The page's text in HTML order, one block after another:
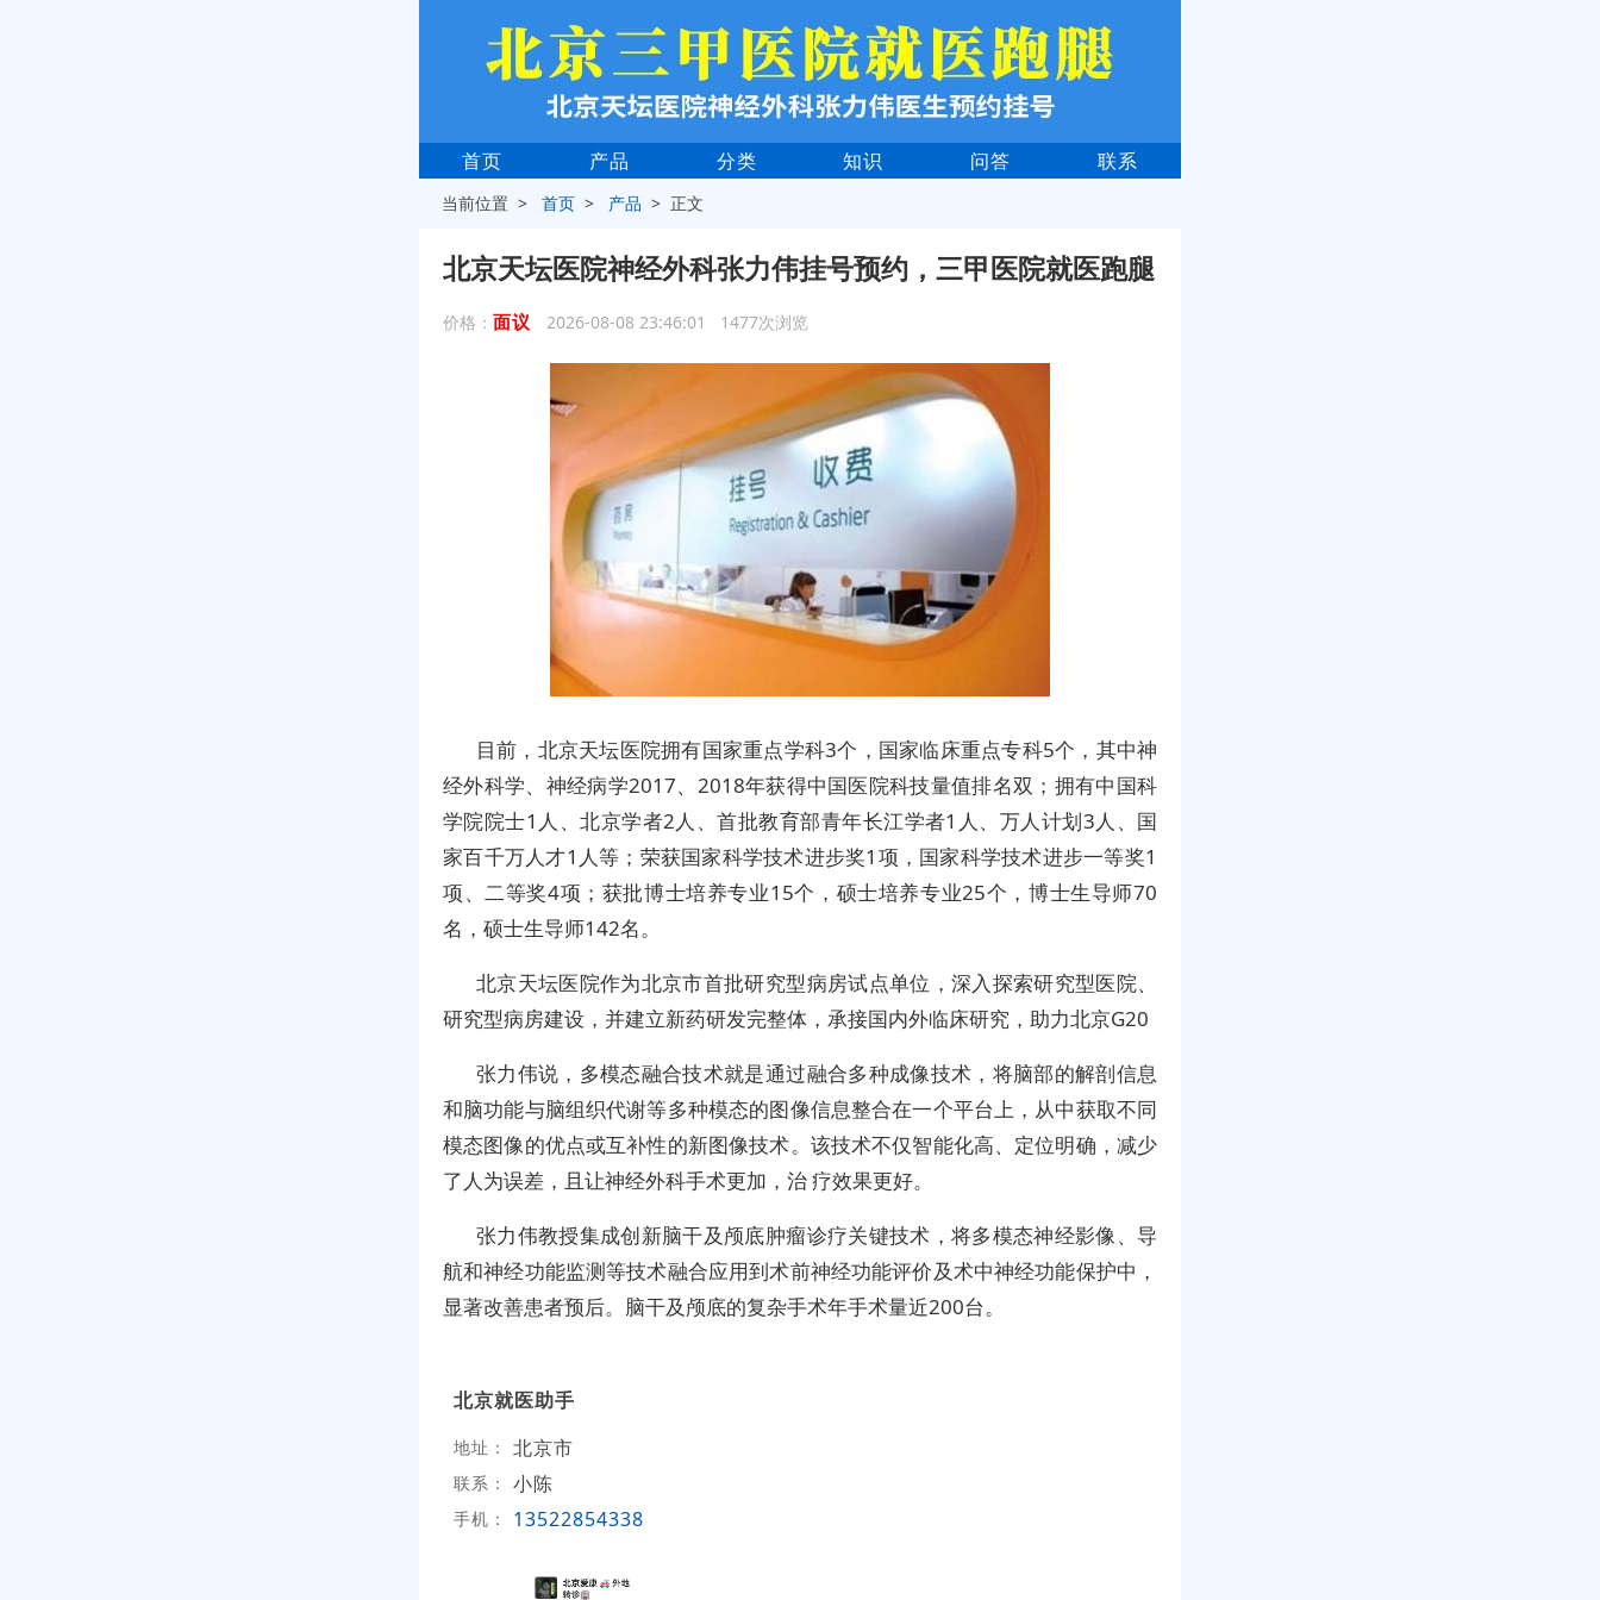
首页 产品 分类 知识 问答 联系
当前位置 >首页 > 产品 > 正文
北京天坛医院神经外科张力伟挂号预约，三甲医院就医跑腿
价格： 面议 2026-08-08 23:46:01 1477次浏览
目前，北京天坛医院拥有国家重点学科3个，国家临床重点专科5个，其中神
经外科学、神经病学2017、2018年获得中国医院科技量值排名双；拥有中国科
学院院士1人、北京学者2人、首批教育部青年长江学者1人、万人计划3人、国
家百千万人才1人等；荣获国家科学技术进步奖1项，国家科学技术进步一等奖1
项、二等奖4项；获批博士培养专业15个，硕士培养专业25个，博士生导师70
名，硕士生导师142名。
北京天坛医院作为北京市首批研究型病房试点单位，深入探索研究型医院、
研究型病房建设，并建立新药研发完整体，承接国内外临床研究，助力北京G20
张力伟说，多模态融合技术就是通过融合多种成像技术，将脑部的解剖信息
和脑功能与脑组织代谢等多种模态的图像信息整合在一个平台上，从中获取不同
模态图像的优点或互补性的新图像技术。该技术不仅智能化高、定位明确，减少
了人为误差，且让神经外科手术更加，治 疗效果更好。
张力伟教授集成创新脑干及颅底肿瘤诊疗关键技术，将多模态神经影像、导
航和神经功能监测等技术融合应用到术前神经功能评价及术中神经功能保护中，
显著改善患者预后。脑干及颅底的复杂手术年手术量近200台。
北京就医助手
地址： 北京市
联系： 小陈
手机： 13522854338